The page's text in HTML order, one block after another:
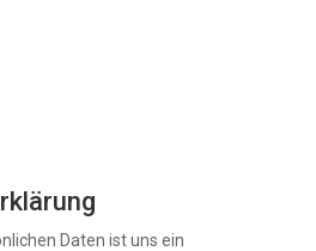
Daten ist uns ein